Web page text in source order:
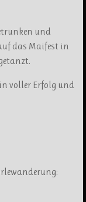
und
das Maifest in
voller Erfolg und